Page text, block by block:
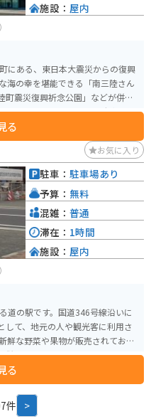
にある、東日本大震災からの復興
町震災復興祈念公園」などが併設
場も
ぐ場所
る
施設： 屋内
お気に入り
道の駅です。国道346号線沿いに
て、地元の人や観光客に利用さ
併設されているレストランでは、
ます。おすすめは、登米産のブ
で訪れる場合、
安心です。周辺には、緑豊かな
スポットとしても最適です。栗
る
駐車： 駐車場あり
予算： 無料
混雑： 普通
滞在： 1時間
施設： 屋内
件 >